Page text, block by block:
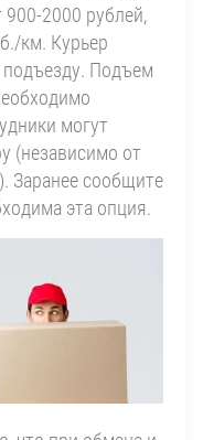
2000 рублей,
км. Курьер
Подъем
могут
(независимо от
Заранее сообщите
эта опция.